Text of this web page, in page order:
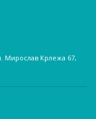
Мирослав Крлежа 67,